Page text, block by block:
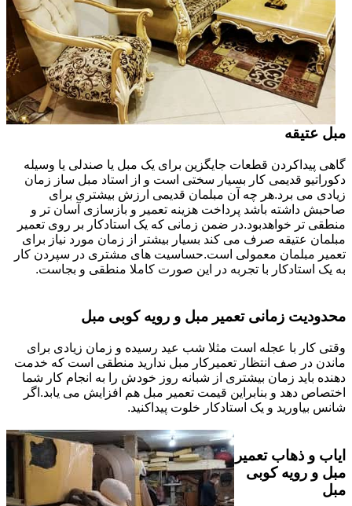
مبل عتیقه
گاهی پیداکردن قطعات جایگزین برای یک مبل یا صندلی یا وسیله
دکوراتیو قدیمی کار بسیار سختی است و از استاد مبل ساز زمان
زیادی می برد.هر چه آن مبلمان قدیمی ارزش بیشتری برای
صاحبش داشته باشد پرداخت هزینه تعمیر و بازسازی آسان تر و
منطقی تر خواهدبود.در ضمن زمانی که یک استادکار بر روی تعمیر
مبلمان عتیقه صرف می کند بسیار بیشتر از زمان مورد نیاز برای
تعمیر مبلمان معمولی است.حساسیت های مشتری در سپردن کار
به یک استادکار با تجربه در این صورت کاملا منطقی و بجاست.
محدودیت زمانی تعمیر مبل و رویه کوبی مبل
وقتی کار با عجله است مثلا شب عید رسیده و زمان زیادی برای
ماندن در صف انتظار تعمیرکار مبل ندارید منطقی است که خدمت
دهنده باید زمان بیشتری از شبانه روز خودش را به انجام کار شما
اختصاص دهد و بنابراین قیمت تعمیر مبل هم افزایش می یابد.اگر
شانس بیاورید و یک استادکار خلوت پیداکنید.
ایاب و ذهاب تعمیر
مبل و رویه کوبی
مبل